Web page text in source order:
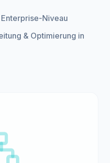
Niveau
& Optimierung in